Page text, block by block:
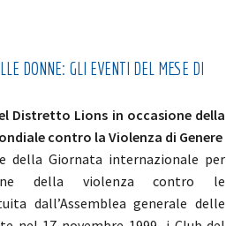
DONNE: GLI EVENTI DEL MESE DI
Distretto Lions in occasione della
contro la Violenza di Genere
della Giornata internazionale per
della violenza contro le
dall’Assemblea generale delle